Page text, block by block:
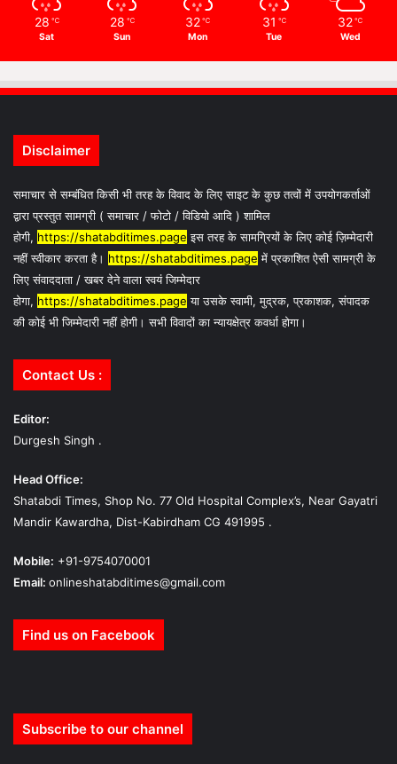
28 ℃
Sat
28 ℃
Sun
32 ℃
Mon
31 ℃
Tue
32 ℃
Wed
Disclaimer
समाचार से सम्बंधित किसी भी तरह के विवाद के लिए साइट के कुछ तत्वों में उपयोगकर्ताओं
द्वारा प्रस्तुत सामग्री ( समाचार / फोटो / विडियो आदि ) शामिल
होगी, https://shatabditimes.page इस तरह के सामग्रियों के लिए कोई ज़िम्मेदारी
नहीं स्वीकार करता है। https://shatabditimes.page में प्रकाशित ऐसी सामग्री के
लिए संवाददाता / खबर देने वाला स्वयं जिम्मेदार
होगा, https://shatabditimes.page या उसके स्वामी, मुद्रक, प्रकाशक, संपादक
की कोई भी जिम्मेदारी नहीं होगी। सभी विवादों का न्यायक्षेत्र कवर्धा होगा।
Contact Us :
Editor:
Durgesh Singh .
Head Office:
Shatabdi Times, Shop No. 77 Old Hospital Complex’s, Near Gayatri
Mandir Kawardha, Dist-Kabirdham CG 491995 .
Mobile: +91-9754070001
Email: onlineshatabditimes@gmail.com
Find us on Facebook
Subscribe to our channel